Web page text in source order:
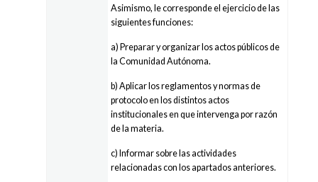
Asimismo, le corresponde el ejercicio de las
siguientes funciones:
a) Preparar y organizar los actos públicos de
la Comunidad Autónoma.
b) Aplicar los reglamentos y normas de
protocolo en los distintos actos
institucionales en que intervenga por razón
de la materia.
c) Informar sobre las actividades
relacionadas con los apartados anteriores.